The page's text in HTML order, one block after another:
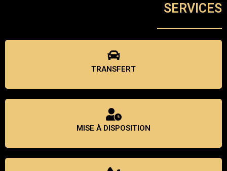
SERVICES
TRANSFERT
MISE À DISPOSITION